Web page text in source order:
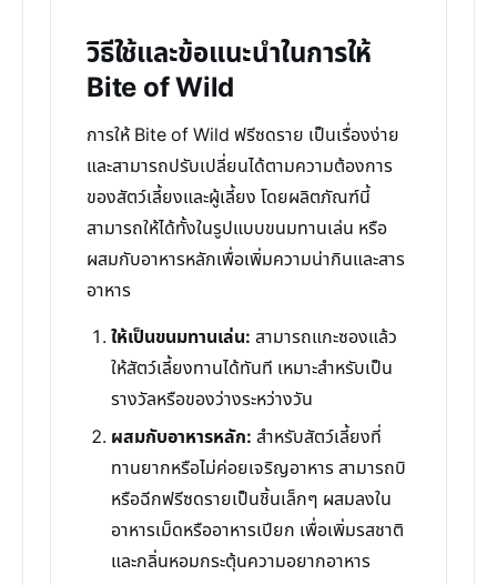
วิธีใช้และข้อแนะนำในการให้
Bite of Wild
การให้ Bite of Wild ฟรีซดราย เป็นเรื่องง่าย
และสามารถปรับเปลี่ยนได้ตามความต้องการ
ของสัตว์เลี้ยงและผู้เลี้ยง โดยผลิตภัณฑ์นี้
สามารถให้ได้ทั้งในรูปแบบขนมทานเล่น หรือ
ผสมกับอาหารหลักเพื่อเพิ่มความน่ากินและสาร
อาหาร
ให้เป็นขนมทานเล่น: สามารถแกะซองแล้ว
ให้สัตว์เลี้ยงทานได้ทันที เหมาะสำหรับเป็น
รางวัลหรือของว่างระหว่างวัน
ผสมกับอาหารหลัก: สำหรับสัตว์เลี้ยงที่
ทานยากหรือไม่ค่อยเจริญอาหาร สามารถบิ
หรือฉีกฟรีซดรายเป็นชิ้นเล็กๆ ผสมลงใน
อาหารเม็ดหรืออาหารเปียก เพื่อเพิ่มรสชาติ
และกลิ่นหอมกระตุ้นความอยากอาหาร